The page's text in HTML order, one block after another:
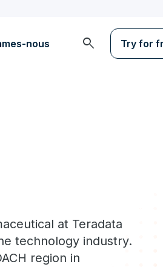
nous search Try for
at Teradata
technology industry.
region in